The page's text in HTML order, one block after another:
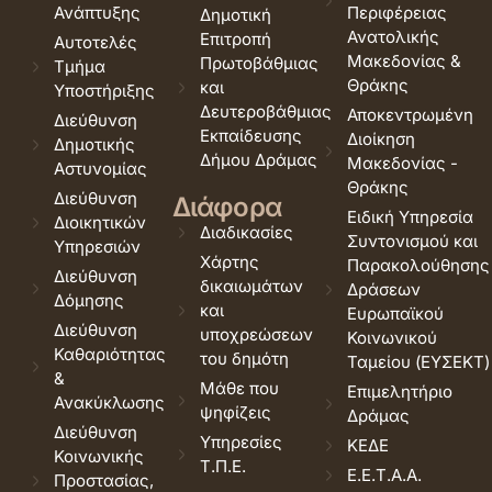
Ανάπτυξης
Αυτοτελές
Τμήμα
Υποστήριξης
Διεύθυνση
Δημοτικής
Αστυνομίας
Διεύθυνση
Διοικητικών
Υπηρεσιών
Διεύθυνση
Δόμησης
Διεύθυνση
Καθαριότητας
&
Ανακύκλωσης
Διεύθυνση
Κοινωνικής
Προστασίας,
Δημοτική
Επιτροπή
Πρωτοβάθμιας
και
Δευτεροβάθμιας
Εκπαίδευσης
Δήμου Δράμας
Διάφορα
Διαδικασίες
Χάρτης
δικαιωμάτων
και
υποχρεώσεων
του δημότη
Μάθε που
ψηφίζεις
Υπηρεσίες
Τ.Π.Ε.
Περιφέρειας
Ανατολικής
Μακεδονίας &
Θράκης
Αποκεντρωμένη
Διοίκηση
Μακεδονίας -
Θράκης
Ειδική Υπηρεσία
Συντονισμού και
Παρακολούθησης
Δράσεων
Ευρωπαϊκού
Κοινωνικού
Ταμείου (ΕΥΣΕΚΤ)
Επιμελητήριο
Δράμας
ΚΕΔΕ
Ε.Ε.Τ.Α.Α.